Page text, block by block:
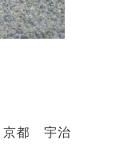
京都 宇治